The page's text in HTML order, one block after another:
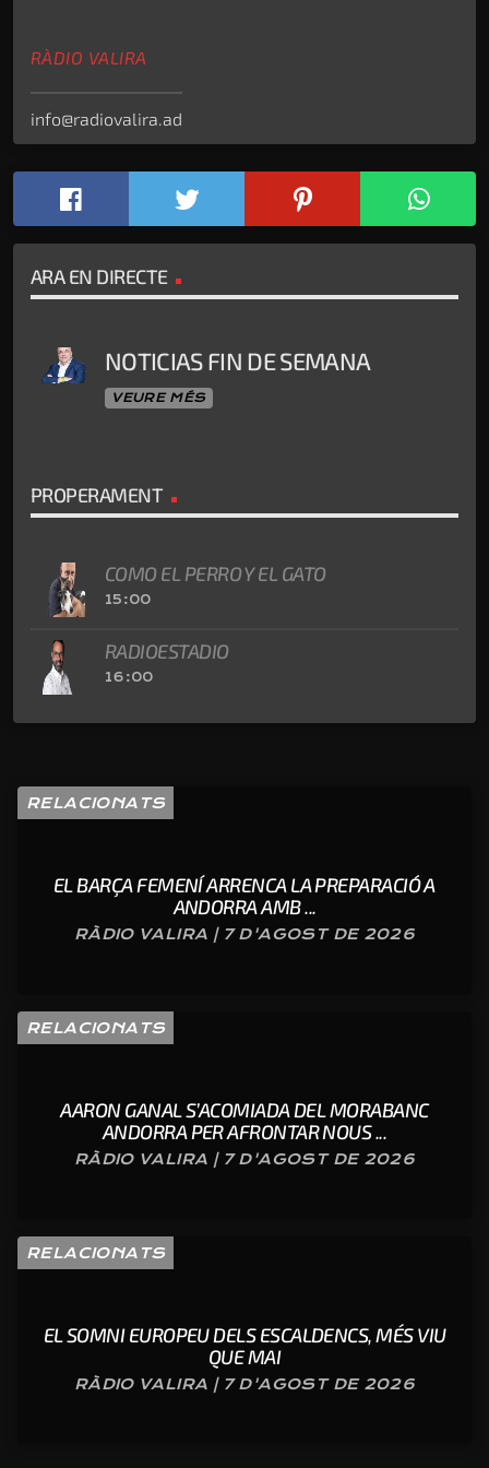
RÀDIO VALIRA
info@radiovalira.ad
ARA EN DIRECTE
NOTICIAS FIN DE SEMANA
VEURE MÉS
PROPERAMENT
COMO EL PERRO Y EL GATO
15:00
RADIOESTADIO
16:00
RELACIONATS
EL BARÇA FEMENÍ ARRENCA LA PREPARACIÓ A
ANDORRA AMB ...
RÀDIO VALIRA | 7 D'AGOST DE 2026
RELACIONATS
AARON GANAL S’ACOMIADA DEL MORABANC
ANDORRA PER AFRONTAR NOUS ...
RÀDIO VALIRA | 7 D'AGOST DE 2026
RELACIONATS
EL SOMNI EUROPEU DELS ESCALDENCS, MÉS VIU
QUE MAI
RÀDIO VALIRA | 7 D'AGOST DE 2026